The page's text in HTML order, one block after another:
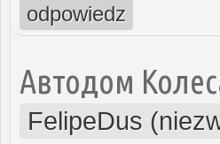
odpowiedz
Автодом
FelipeDus